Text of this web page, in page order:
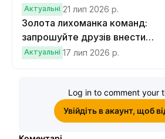
вигравайте Cybertruck
Актуальні 21 лип 2026 р.
Золота лихоманка команд:
запрошуйте друзів внести
депозит на $100 і торгувати на
Актуальні 17 лип 2026 р.
Log in to comment your
Увійдіть в акаунт, щоб